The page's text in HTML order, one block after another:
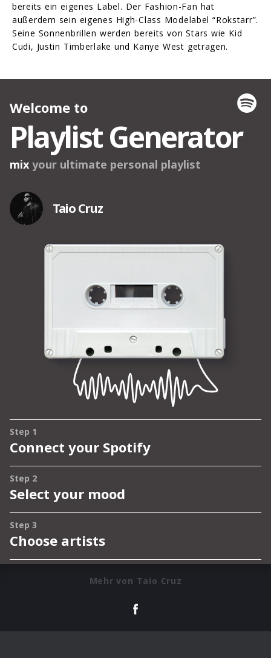
bereits ein eigenes Label. Der Fashion-Fan hat
außerdem sein eigenes High-Class Modelabel “Rokstarr”.
Seine Sonnenbrillen werden bereits von Stars wie Kid
Cudi, Justin Timberlake und Kanye West getragen.
Mehr von Taio Cruz